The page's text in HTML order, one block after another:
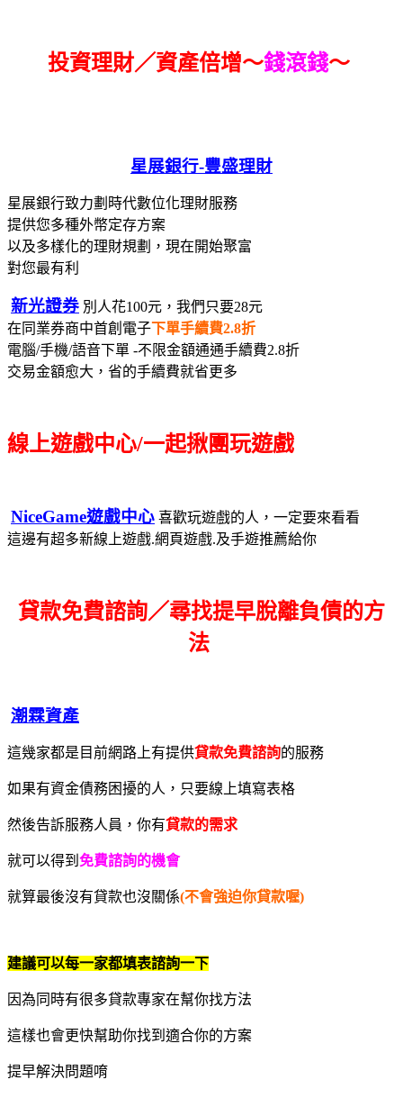
投資理財／資產倍增～錢滾錢～
星展銀行-豐盛理財
星展銀行致力劃時代數位化理財服務
提供您多種外幣定存方案
以及多樣化的理財規劃，現在開始聚富
對您最有利
新光證券 別人花100元，我們只要28元
在同業券商中首創電子下單手續費2.8折
電腦/手機/語音下單 -不限金額通通手續費2.8折
交易金額愈大，省的手續費就省更多
線上遊戲中心/一起揪團玩遊戲
NiceGame遊戲中心 喜歡玩遊戲的人，一定要來看看
這邊有超多新線上遊戲.網頁遊戲.及手遊推薦給你
貸款免費諮詢／尋找提早脫離負債的方
法
潮霖資產
這幾家都是目前網路上有提供貸款免費諮詢的服務
如果有資金債務困擾的人，只要線上填寫表格
然後告訴服務人員，你有貸款的需求
就可以得到 免費諮詢的機會
就算最後沒有貸款也沒關係(不會強迫你貸款喔)
建議可以每一家都填表諮詢一下
因為同時有很多貸款專家在幫你找方法
這樣也會更快幫助你找到適合你的方案
提早解決問題唷